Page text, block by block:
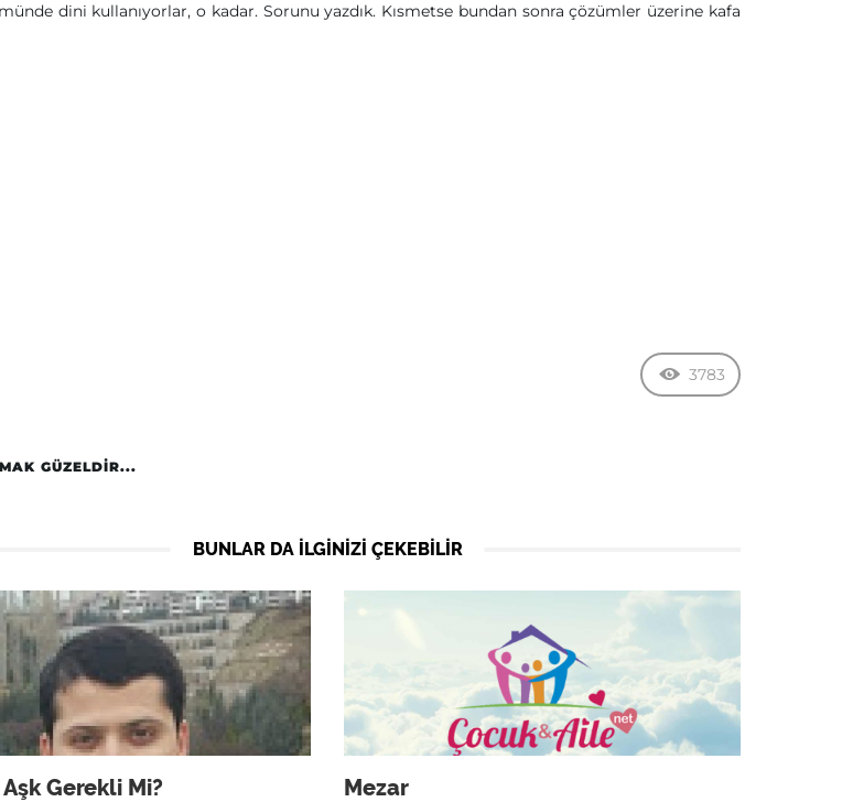
dini kullanıyorlar, o kadar. Sorunu yazdık. Kısmetse bundan sonra çözümler üzerine kafa
3783
GÜZELDIR...
BUNLAR DA ILGINIZI ÇEKEBILIR
Gerekli Mi? Mezar